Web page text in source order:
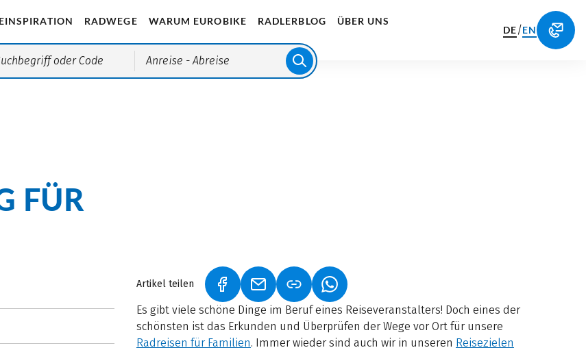
RADWEGE WARUM EUROBIKE RADLERBLOG ÜBER UNS
Anreise - Abreise
DE/EN
FÜR
Artikel teilen (LINK ÖFFNET IN NEUEM TAB)
(LINK ÖFFNET IN NEUEM TAB)
(LINK ÖFFNET IN NEUEM TAB)
Es gibt viele schöne Dinge im Beruf eines Reiseveranstalters! Doch eines der
schönsten ist das Erkunden und Überprüfen der Wege vor Ort für unsere
Radreisen für Familien. Immer wieder sind auch wir in unseren Reisezielen